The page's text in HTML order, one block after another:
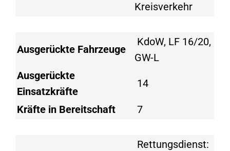
Kreisverkehr
Ausgerückte Fahrzeuge
KdoW, LF 16/20,
GW-L
Ausgerückte
Einsatzkräfte
14
Kräfte in Bereitschaft 7
Rettungsdienst: